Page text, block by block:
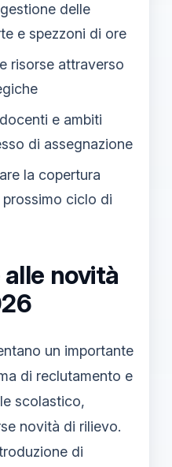
delle
e spezzoni di ore
risorse attraverso
e ambiti
di assegnazione
la copertura
prossimo ciclo di
novità
un importante
di reclutamento e
scolastico,
novità di rilievo.
di